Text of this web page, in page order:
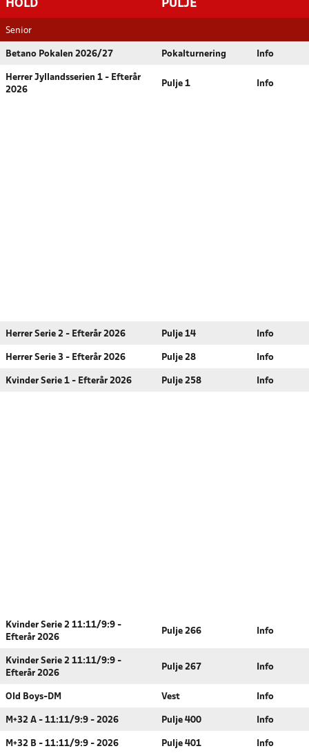
HOLD PULJE
Senior
Betano Pokalen 2026/27 Pokalturnering Info
Herrer Jyllandsserien 1 - Efterår
2026
Pulje 1 Info
Herrer Serie 2 - Efterår 2026 Pulje 14 Info
Herrer Serie 3 - Efterår 2026 Pulje 28 Info
Kvinder Serie 1 - Efterår 2026 Pulje 258 Info
Kvinder Serie 2 11:11/9:9 -
Efterår 2026
Pulje 266 Info
Kvinder Serie 2 11:11/9:9 -
Efterår 2026
Pulje 267 Info
Old Boys-DM Vest Info
M+32 A - 11:11/9:9 - 2026 Pulje 400 Info
M+32 B - 11:11/9:9 - 2026 Pulje 401 Info